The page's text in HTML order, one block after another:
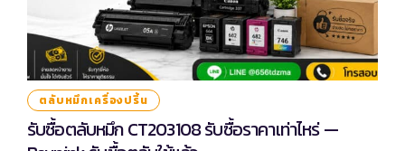
ตลับหมึกเครื่องปริ้น
รับซื้อตลับหมึก CT203108 รับซื้อราคาเท่าไหร่ —